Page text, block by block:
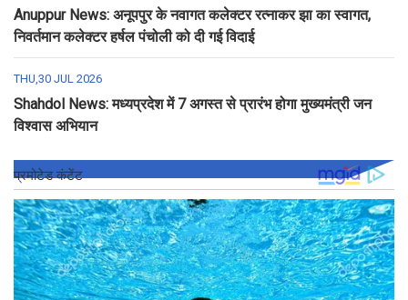
Anuppur News: अनूपपुर के नवागत कलेक्टर रत्नाकर झा का स्वागत,
निवर्तमान कलेक्टर हर्षल पंचोली को दी गई विदाई
THU,30 JUL 2026
Shahdol News: मध्यप्रदेश में 7 अगस्त से प्रारंभ होगा मुख्यमंत्री जन
विश्वास अभियान